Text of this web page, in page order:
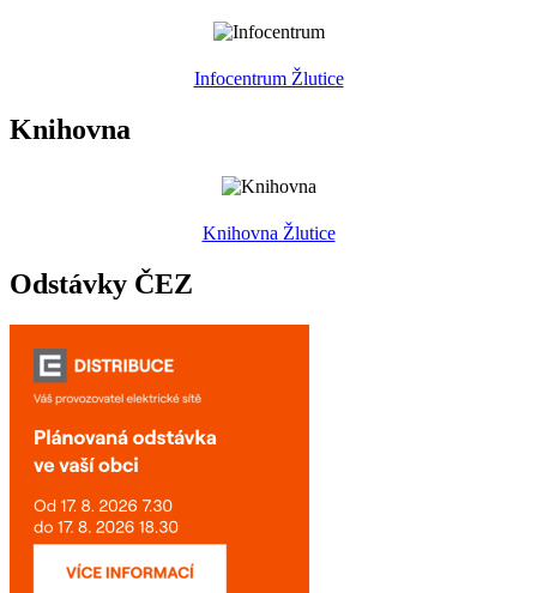
Infocentrum Žlutice
Knihovna
Knihovna Žlutice
Odstávky ČEZ